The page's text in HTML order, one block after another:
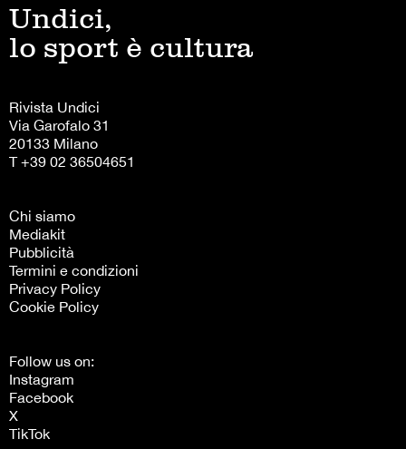
Undici,
lo sport è cultura
Rivista Undici
Via Garofalo 31
20133 Milano
T +39 02 36504651
Chi siamo
Mediakit
Pubblicità
Termini e condizioni
Privacy Policy
Cookie Policy
Follow us on:
Instagram
Facebook
X
TikTok